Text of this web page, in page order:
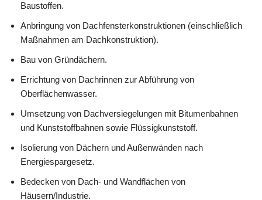
Baustoffen.
Anbringung von Dachfensterkonstruktionen (einschließlich
Maßnahmen am Dachkonstruktion).
Bau von Gründächern.
Errichtung von Dachrinnen zur Abführung von
Oberflächenwasser.
Umsetzung von Dachversiegelungen mit Bitumenbahnen
und Kunststoffbahnen sowie Flüssigkunststoff.
Isolierung von Dächern und Außenwänden nach
Energiespargesetz.
Bedecken von Dach- und Wandflächen von
Häusern/Industrie.